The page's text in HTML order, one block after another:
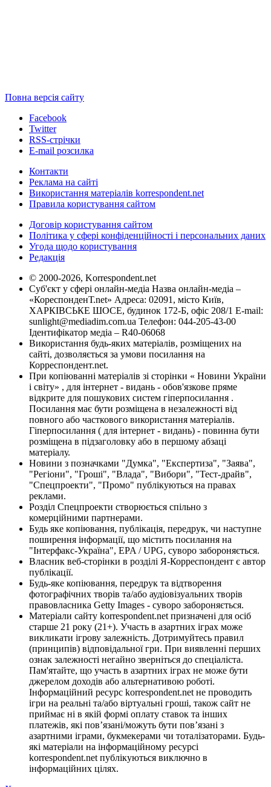
Повна версія сайту
Facebook
Twitter
RSS-стрічки
E-mail розсилка
Контакти
Реклама на сайті
Використання матеріалів korrespondent.net
Правила користування сайтом
Договір користування сайтом
Політика у сфері конфіденційності і персональних даних
Угода щодо користування
Редакція
© 2000-2026, Korrespondent.net
Суб'єкт у сфері онлайн-медіа Назва онлайн-медіа –
«КореспонденТ.net» Адреса: 02091, місто Київ,
ХАРКІВСЬКЕ ШОСЕ, будинок 172-Б, офіс 208/1 E-mail:
sunlight@mediadim.com.ua Телефон: 044-205-43-00
Ідентифікатор медіа – R40-06068
Використання будь-яких матеріалів, розміщених на
сайті, дозволяється за умови посилання на
Корреспондент.net.
При копіюванні матеріалів зі сторінки « Новини України
і світу» , для інтернет - видань - обов'язкове пряме
відкрите для пошукових систем гіперпосилання .
Посилання має бути розміщена в незалежності від
повного або часткового використання матеріалів.
Гіперпосилання ( для інтернет - видань) - повинна бути
розміщена в підзаголовку або в першому абзаці
матеріалу.
Новини з позначками "Думка", "Експертиза", "Заява",
"Регіони", "Гроші", "Влада", "Вибори", "Тест-драйв",
"Спецпроекти", "Промо" публікуються на правах
реклами.
Розділ Спецпроекти створюється спільно з
комерційними партнерами.
Будь яке копіювання, публікація, передрук, чи наступне
поширення інформації, що містить посилання на
"Інтерфакс-Україна", EPA / UPG, суворо забороняється.
Власник веб-сторінки в розділі Я-Корреспондент є автор
публікації.
Будь-яке копіювання, передрук та відтворення
фотографічних творів та/або аудіовізуальних творів
правовласника Getty Images - суворо забороняється.
Матеріали сайту korrespondent.net призначені для осіб
старше 21 року (21+). Участь в азартних іграх може
викликати ігрову залежність. Дотримуйтесь правил
(принципів) відповідальної гри. При виявленні перших
ознак залежності негайно зверніться до спеціаліста.
Пам'ятайте, що участь в азартних іграх не може бути
джерелом доходів або альтернативою роботі.
Інформаційний ресурс korrespondent.net не проводить
ігри на реальні та/або віртуальні гроші, також сайт не
приймає ні в якій формі оплату ставок та інших
платежів, які пов’язані/можуть бути пов’язані з
азартними іграми, букмекерами чи тоталізаторами. Будь-
які матеріали на інформаційному ресурсі
korrespondent.net публікуються виключно в
інформаційних цілях.